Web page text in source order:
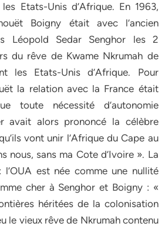
Etats-Unis d’Afrique. En 1963,
Boigny était avec l’ancien
Léopold Sedar Senghor les 2
du rêve de Kwame Nkrumah de
les Etats-Unis d’Afrique. Pour
la relation avec la France était
toute nécessité d’autonomie
avait alors prononcé la célèbre
vont unir l’Afrique du Cape au
nous, sans ma Cote d’Ivoire ». La
est née comme une nullité
cher à Senghor et Boigny : «
héritées de la colonisation
le vieux rêve de Nkrumah contenu